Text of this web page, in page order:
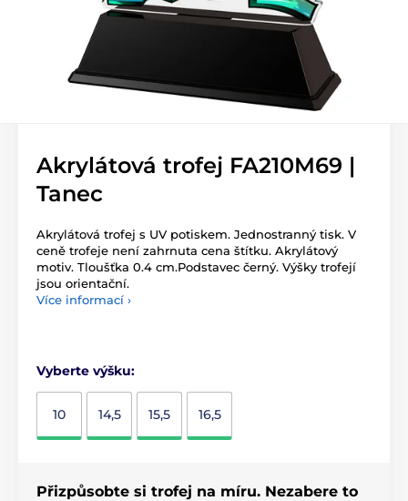
Akrylátová trofej FA210M69 |
Tanec
Akrylátová trofej s UV potiskem. Jednostranný tisk. V
ceně trofeje není zahrnuta cena štítku. Akrylátový
motiv. Tloušťka 0.4 cm.Podstavec černý. Výšky trofejí
jsou orientační.
Více informací ›
Vyberte výšku:
10 14,5 15,5 16,5
Přizpůsobte si trofej na míru. Nezabere to